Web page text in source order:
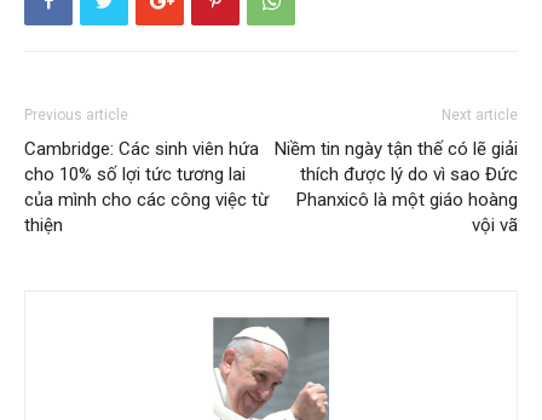
Previous article
Cambridge: Các sinh viên hứa
cho 10% số lợi tức tương lai
của mình cho các công việc từ
thiện
Next article
Niềm tin ngày tận thế có lẽ giải
thích được lý do vì sao Đức
Phanxicô là một giáo hoàng
vội vã